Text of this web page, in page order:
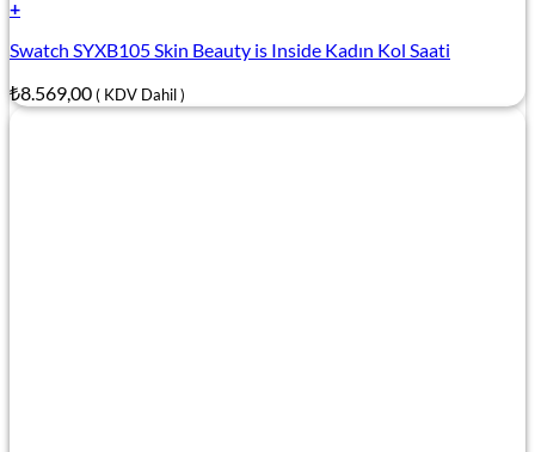
+
Swatch SYXB105 Skin Beauty is Inside Kadın Kol Saati
₺8.569,00( KDV Dahil )